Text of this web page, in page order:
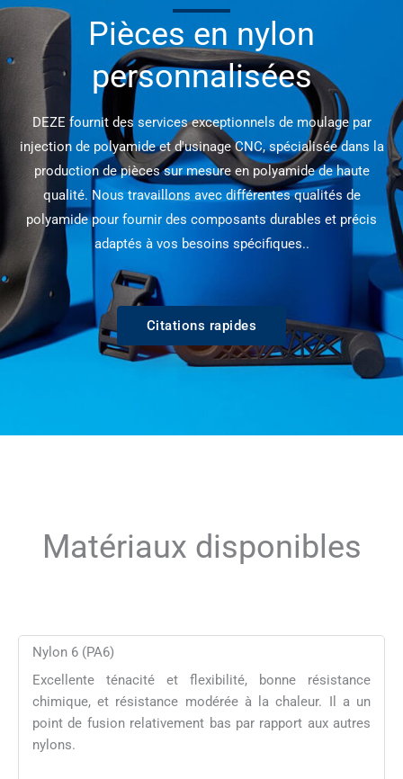
Pièces en nylon
personnalisées
DEZE fournit des services exceptionnels de moulage par
injection de polyamide et d'usinage CNC, spécialisée dans la
production de pièces sur mesure en polyamide de haute
qualité. Nous travaillons avec différentes qualités de
polyamide pour fournir des composants durables et précis
adaptés à vos besoins spécifiques..
Citations rapides
Matériaux disponibles
Nylon 6 (PA6)
Excellente ténacité et flexibilité, bonne résistance
chimique, et résistance modérée à la chaleur. Il a un
point de fusion relativement bas par rapport aux autres
nylons.